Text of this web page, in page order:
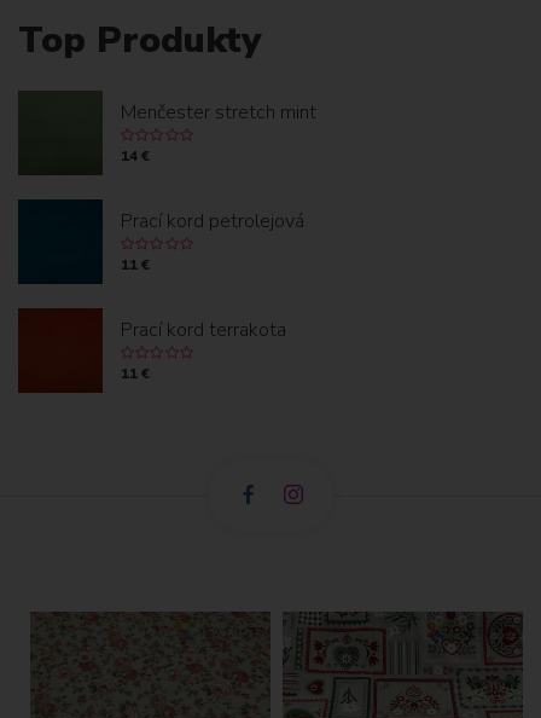
Top Produkty
Menčester stretch mint
14 €
Prací kord petrolejová
11 €
Prací kord terrakota
11 €